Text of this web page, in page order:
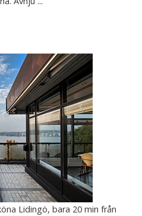
Lidingö, bara 20 min från